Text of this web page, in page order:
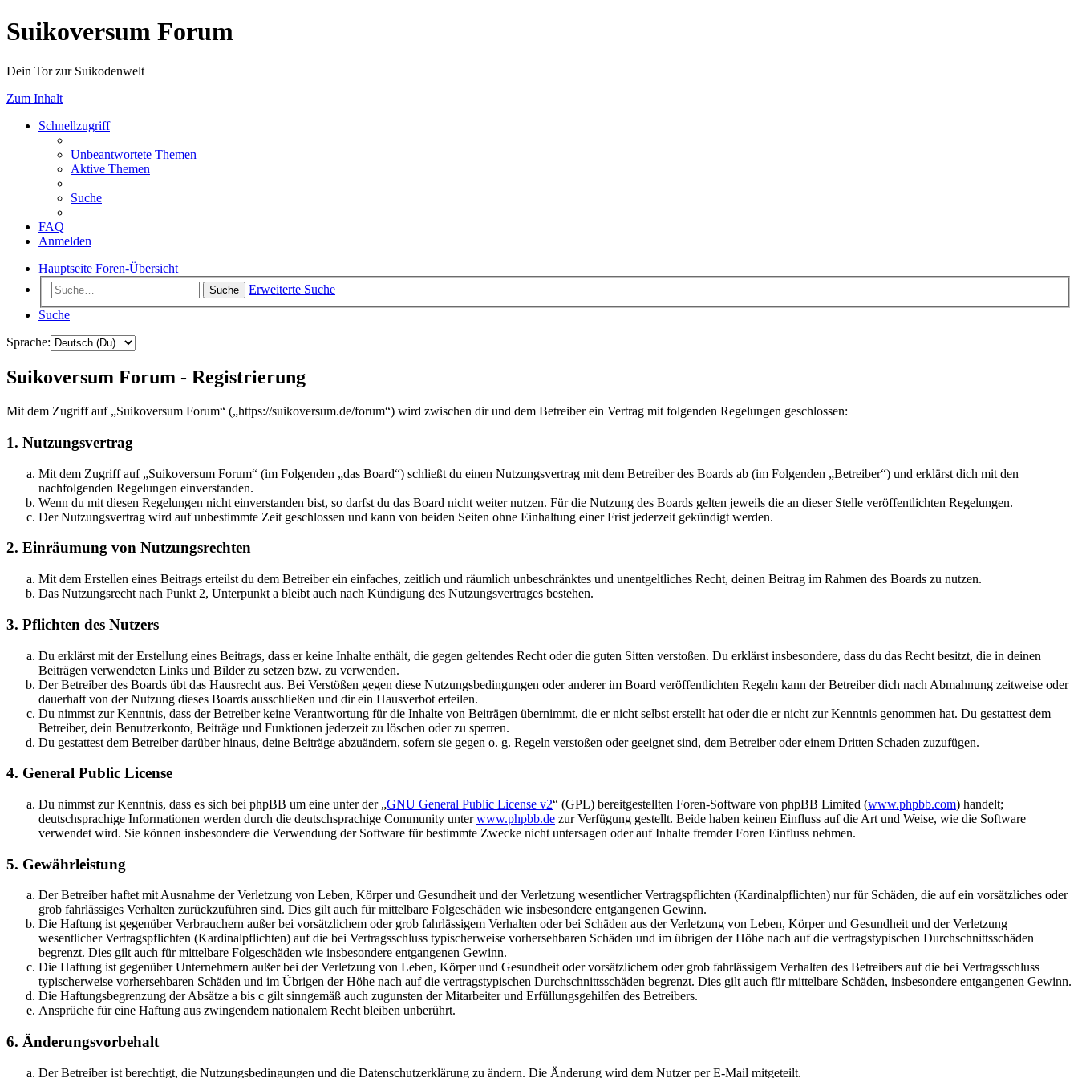
Suikoversum Forum
Dein Tor zur Suikodenwelt
Zum Inhalt
Schnellzugriff
Unbeantwortete Themen
Aktive Themen
Suche
FAQ
Anmelden
Hauptseite Foren-Übersicht
Suche
Erweiterte Suche
Suche
Sprache:
Suikoversum Forum - Registrierung
Mit dem Zugriff auf „Suikoversum Forum“ („https://suikoversum.de/forum“) wird zwischen dir und dem Betreiber ein Vertrag mit folgenden Regelungen geschlossen:
1. Nutzungsvertrag
Mit dem Zugriff auf „Suikoversum Forum“ (im Folgenden „das Board“) schließt du einen Nutzungsvertrag mit dem Betreiber des Boards ab (im Folgenden „Betreiber“) und erklärst dich mit den
nachfolgenden Regelungen einverstanden.
Wenn du mit diesen Regelungen nicht einverstanden bist, so darfst du das Board nicht weiter nutzen. Für die Nutzung des Boards gelten jeweils die an dieser Stelle veröffentlichten Regelungen.
Der Nutzungsvertrag wird auf unbestimmte Zeit geschlossen und kann von beiden Seiten ohne Einhaltung einer Frist jederzeit gekündigt werden.
2. Einräumung von Nutzungsrechten
Mit dem Erstellen eines Beitrags erteilst du dem Betreiber ein einfaches, zeitlich und räumlich unbeschränktes und unentgeltliches Recht, deinen Beitrag im Rahmen des Boards zu nutzen.
Das Nutzungsrecht nach Punkt 2, Unterpunkt a bleibt auch nach Kündigung des Nutzungsvertrages bestehen.
3. Pflichten des Nutzers
Du erklärst mit der Erstellung eines Beitrags, dass er keine Inhalte enthält, die gegen geltendes Recht oder die guten Sitten verstoßen. Du erklärst insbesondere, dass du das Recht besitzt, die in deinen
Beiträgen verwendeten Links und Bilder zu setzen bzw. zu verwenden.
Der Betreiber des Boards übt das Hausrecht aus. Bei Verstößen gegen diese Nutzungsbedingungen oder anderer im Board veröffentlichten Regeln kann der Betreiber dich nach Abmahnung zeitweise oder
dauerhaft von der Nutzung dieses Boards ausschließen und dir ein Hausverbot erteilen.
Du nimmst zur Kenntnis, dass der Betreiber keine Verantwortung für die Inhalte von Beiträgen übernimmt, die er nicht selbst erstellt hat oder die er nicht zur Kenntnis genommen hat. Du gestattest dem
Betreiber, dein Benutzerkonto, Beiträge und Funktionen jederzeit zu löschen oder zu sperren.
Du gestattest dem Betreiber darüber hinaus, deine Beiträge abzuändern, sofern sie gegen o. g. Regeln verstoßen oder geeignet sind, dem Betreiber oder einem Dritten Schaden zuzufügen.
4. General Public License
Du nimmst zur Kenntnis, dass es sich bei phpBB um eine unter der „GNU General Public License v2“ (GPL) bereitgestellten Foren-Software von phpBB Limited (www.phpbb.com) handelt;
deutschsprachige Informationen werden durch die deutschsprachige Community unterwww.phpbb.de zur Verfügung gestellt. Beide haben keinen Einfluss auf die Art und Weise, wie die Software
verwendet wird. Sie können insbesondere die Verwendung der Software für bestimmte Zwecke nicht untersagen oder auf Inhalte fremder Foren Einfluss nehmen.
5. Gewährleistung
Der Betreiber haftet mit Ausnahme der Verletzung von Leben, Körper und Gesundheit und der Verletzung wesentlicher Vertragspflichten (Kardinalpflichten) nur für Schäden, die auf ein vorsätzliches oder
grob fahrlässiges Verhalten zurückzuführen sind. Dies gilt auch für mittelbare Folgeschäden wie insbesondere entgangenen Gewinn.
Die Haftung ist gegenüber Verbrauchern außer bei vorsätzlichem oder grob fahrlässigem Verhalten oder bei Schäden aus der Verletzung von Leben, Körper und Gesundheit und der Verletzung
wesentlicher Vertragspflichten (Kardinalpflichten) auf die bei Vertragsschluss typischerweise vorhersehbaren Schäden und im übrigen der Höhe nach auf die vertragstypischen Durchschnittsschäden
begrenzt. Dies gilt auch für mittelbare Folgeschäden wie insbesondere entgangenen Gewinn.
Die Haftung ist gegenüber Unternehmern außer bei der Verletzung von Leben, Körper und Gesundheit oder vorsätzlichem oder grob fahrlässigem Verhalten des Betreibers auf die bei Vertragsschluss
typischerweise vorhersehbaren Schäden und im Übrigen der Höhe nach auf die vertragstypischen Durchschnittsschäden begrenzt. Dies gilt auch für mittelbare Schäden, insbesondere entgangenen Gewinn.
Die Haftungsbegrenzung der Absätze a bis c gilt sinngemäß auch zugunsten der Mitarbeiter und Erfüllungsgehilfen des Betreibers.
Ansprüche für eine Haftung aus zwingendem nationalem Recht bleiben unberührt.
6. Änderungsvorbehalt
Der Betreiber ist berechtigt, die Nutzungsbedingungen und die Datenschutzerklärung zu ändern. Die Änderung wird dem Nutzer per E-Mail mitgeteilt.